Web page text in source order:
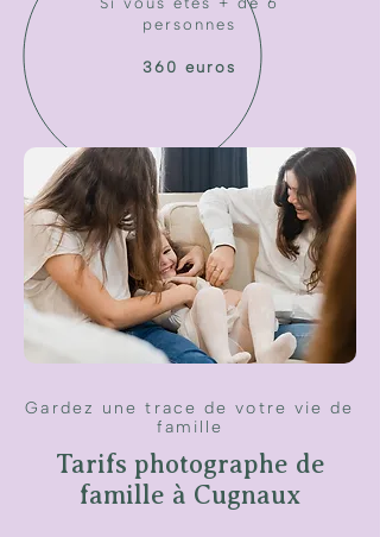
personnes
360 euros
Gardez une trace de votre vie de
famille
Tarifs photographe de
famille à Cugnaux